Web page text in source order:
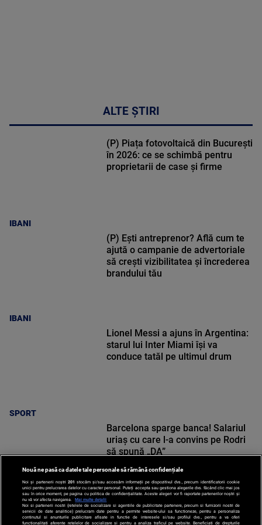
ALTE ȘTIRI
IBANI
(P) Piața fotovoltaică din București
în 2026: ce se schimbă pentru
proprietarii de case și firme
IBANI
(P) Ești antreprenor? Află cum te
ajută o campanie de advertoriale
să crești vizibilitatea și încrederea
brandului tău
SPORT
Lionel Messi a ajuns în Argentina:
starul lui Inter Miami își va
conduce tatăl pe ultimul drum
SPORT
Barcelona sparge banca! Salariul
uriaș cu care l-a convins pe Rodri
să spună „DA”
Nouă ne pasă ca datele tale personale să rămână confidențiale
Noi și partenerii noștri 201 stocăm și/sau accesăm informații pe dispozitivul dvs., precum identificatorii cookie
unici pentru prelucrarea datelor cu caracter personal. Puteți accepta sau gestiona alegerile dvs. făcând clic mai jos
sau în orice moment, pe pagina cu politica de confidențialitate. Aceste alegeri vor fi raportate partenerilor noștri și
nu vă vor afecta navigarea.
Mai multe detalii
Noi si partenerii nostri (retelele de socializare si agentiile de publicitate partenere, precum si furnizorii nostri de
servicii de date analitice) prelucram date pentru a permite website-ului sa functioneze, pentru a personaliza
continutul si anunturile publicitare afisate in functie de interesele si/sau profilul dvs., pentru a va oferi
functionalitati aferente retelelor de socializare si pentru a analiza traficul pe website. Beneficiati de drepturile